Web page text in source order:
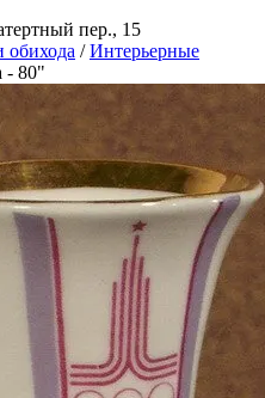
пер., 15
обихода / Интерьерные
- 80"